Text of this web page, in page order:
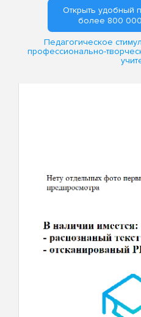
Открыть удобный
более 800 000
Педагогическое
профессионально-